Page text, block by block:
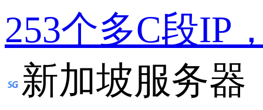
253个多C段IP
新加坡服务器